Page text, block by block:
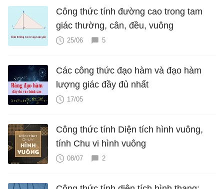
Công thức tính đường cao trong tam
giác thường, cân, đều, vuông
25/06 5
Các công thức đạo hàm và đạo hàm
lượng giác đầy đủ nhất
17/05
Công thức tính Diện tích hình vuông,
tính Chu vi hình vuông
08/07 2